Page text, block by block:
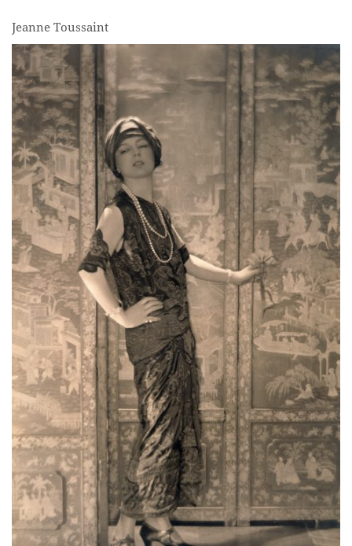
Jeanne Toussaint